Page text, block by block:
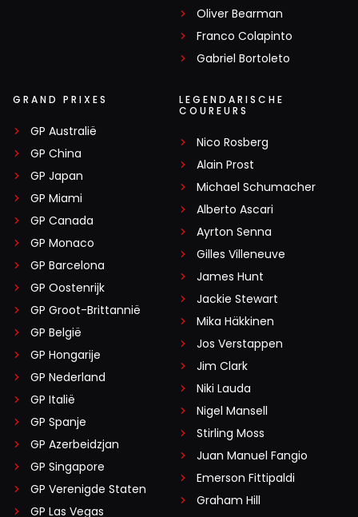
Oliver Bearman
Franco Colapinto
Gabriel Bortoleto
GRAND PRIXES
GP Australië
GP China
GP Japan
GP Miami
GP Canada
GP Monaco
GP Barcelona
GP Oostenrijk
GP Groot-Brittannië
GP België
GP Hongarije
GP Nederland
GP Italië
GP Spanje
GP Azerbeidzjan
GP Singapore
GP Verenigde Staten
GP Las Vegas
LEGENDARISCHE
COUREURS
Nico Rosberg
Alain Prost
Michael Schumacher
Alberto Ascari
Ayrton Senna
Gilles Villeneuve
James Hunt
Jackie Stewart
Mika Häkkinen
Jos Verstappen
Jim Clark
Niki Lauda
Nigel Mansell
Stirling Moss
Juan Manuel Fangio
Emerson Fittipaldi
Graham Hill